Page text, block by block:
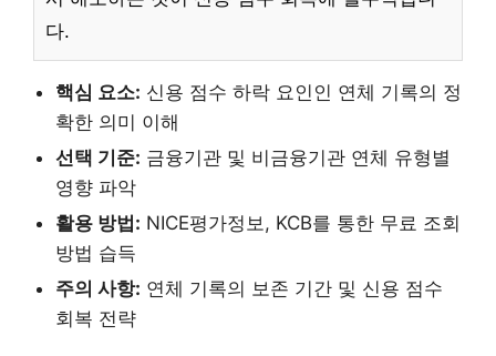
다.
핵심 요소: 신용 점수 하락 요인인 연체 기록의 정
확한 의미 이해
선택 기준: 금융기관 및 비금융기관 연체 유형별
영향 파악
활용 방법: NICE평가정보, KCB를 통한 무료 조회
방법 습득
주의 사항: 연체 기록의 보존 기간 및 신용 점수
회복 전략